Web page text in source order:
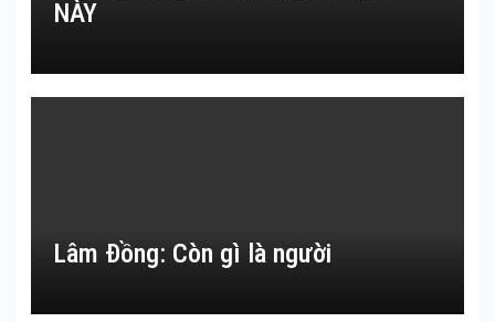
NÀY
Lâm Đồng: Còn gì là người